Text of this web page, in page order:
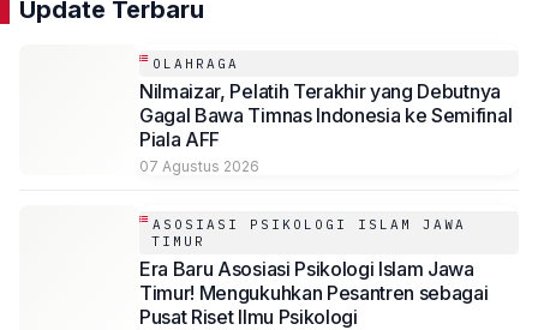
Update Terbaru
OLAHRAGA
Nilmaizar, Pelatih Terakhir yang Debutnya
Gagal Bawa Timnas Indonesia ke Semifinal
Piala AFF
07 Agustus 2026
ASOSIASI PSIKOLOGI ISLAM JAWA
TIMUR
Era Baru Asosiasi Psikologi Islam Jawa
Timur! Mengukuhkan Pesantren sebagai
Pusat Riset Ilmu Psikologi